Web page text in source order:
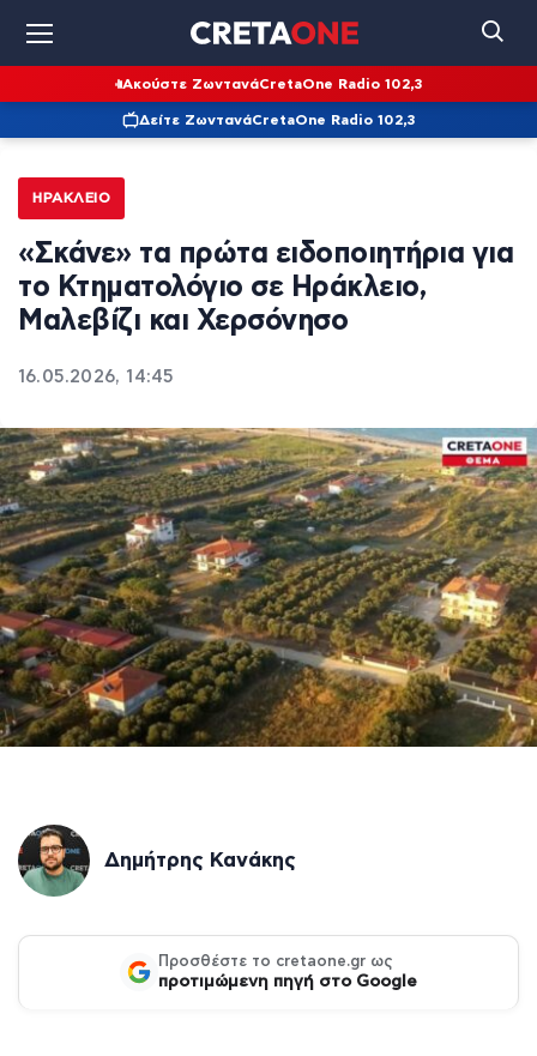
Ακούστε ΖωντανάCretaOne Radio 102,3
Δείτε ΖωντανάCretaOne Radio 102,3
ΗΡΆΚΛΕΙΟ
«Σκάνε» τα πρώτα ειδοποιητήρια για
το Κτηματολόγιο σε Ηράκλειο,
Μαλεβίζι και Χερσόνησο
16.05.2026, 14:45
Δημήτρης Κανάκης
Προσθέστε το cretaone.gr ως
προτιμώμενη πηγή στο Google